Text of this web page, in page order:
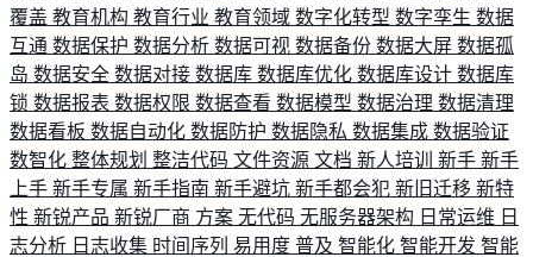
覆盖 教育机构 教育行业 教育领域 数字化转型 数字孪生 数据
互通 数据保护 数据分析 数据可视 数据备份 数据大屏 数据孤
岛 数据安全 数据对接 数据库 数据库优化 数据库设计 数据库
锁 数据报表 数据权限 数据查看 数据模型 数据治理 数据清理
数据看板 数据自动化 数据防护 数据隐私 数据集成 数据验证
数智化 整体规划 整洁代码 文件资源 文档 新人培训 新手 新手
上手 新手专属 新手指南 新手避坑 新手都会犯 新旧迁移 新特
性 新锐产品 新锐厂商 方案 无代码 无服务器架构 日常运维 日
志分析 日志收集 时间序列 易用度 普及 智能化 智能开发 智能